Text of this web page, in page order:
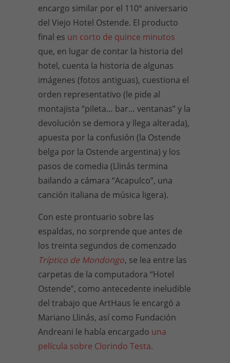
encargo similar por el 110° aniversario
del Viejo Hotel Ostende. El producto
final es un corto de quince minutos
que, en lugar de contar la historia del
hotel, cuenta la historia de algunas
imágenes (fotos antiguas), cuestiona el
orden representativo (le pide al
montajista “pileta… bar… ventanas” y la
devolución se demora y llega alterada),
apuesta por la confusión (la Ostende
belga por la Ostende argentina) y los
pasos de comedia (Llinás termina
bailando a cámara “Acapulco”, una
canción italiana de música ligera).
Con este prontuario sobre las
espaldas, no sorprende que antes de
los treinta segundos de comenzado
Tríptico de Mondongo, se lea entre las
carpetas de la computadora “Hotel
Ostende”, como antecedente ineludible
del trabajo que ArtHaus le encargó a
Mariano Llinás, así como Fundación
Andreani le había encargado una
película sobre Clorindo Testa.